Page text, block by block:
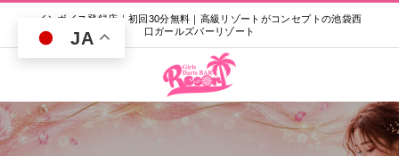
インボイス登録店｜初回30分無料｜高級リゾートがコンセプトの池袋西
口ガールズバーリゾート
JA